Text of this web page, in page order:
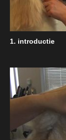
1. introductie